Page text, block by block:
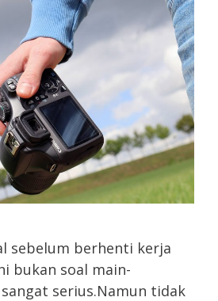
sebelum berhenti kerja
bukan soal main-
serius.Namun tidak